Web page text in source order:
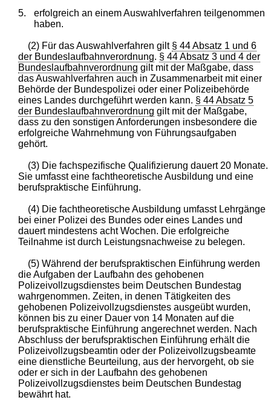
5.
erfolgreich an einem Auswahlverfahren teilgenommen
haben.
(2) Für das Auswahlverfahren gilt § 44 Absatz 1 und 6
der Bundeslaufbahnverordnung. § 44 Absatz 3 und 4 der
Bundeslaufbahnverordnung gilt mit der Maßgabe, dass
das Auswahlverfahren auch in Zusammenarbeit mit einer
Behörde der Bundespolizei oder einer Polizeibehörde
eines Landes durchgeführt werden kann. § 44 Absatz 5
der Bundeslaufbahnverordnung gilt mit der Maßgabe,
dass zu den sonstigen Anforderungen insbesondere die
erfolgreiche Wahrnehmung von Führungsaufgaben
gehört.
(3) Die fachspezifische Qualifizierung dauert 20 Monate.
Sie umfasst eine fachtheoretische Ausbildung und eine
berufspraktische Einführung.
(4) Die fachtheoretische Ausbildung umfasst Lehrgänge
bei einer Polizei des Bundes oder eines Landes und
dauert mindestens acht Wochen. Die erfolgreiche
Teilnahme ist durch Leistungsnachweise zu belegen.
(5) Während der berufspraktischen Einführung werden
die Aufgaben der Laufbahn des gehobenen
Polizeivollzugsdienstes beim Deutschen Bundestag
wahrgenommen. Zeiten, in denen Tätigkeiten des
gehobenen Polizeivollzugsdienstes ausgeübt wurden,
können bis zu einer Dauer von 14 Monaten auf die
berufspraktische Einführung angerechnet werden. Nach
Abschluss der berufspraktischen Einführung erhält die
Polizeivollzugsbeamtin oder der Polizeivollzugsbeamte
eine dienstliche Beurteilung, aus der hervorgeht, ob sie
oder er sich in der Laufbahn des gehobenen
Polizeivollzugsdienstes beim Deutschen Bundestag
bewährt hat.